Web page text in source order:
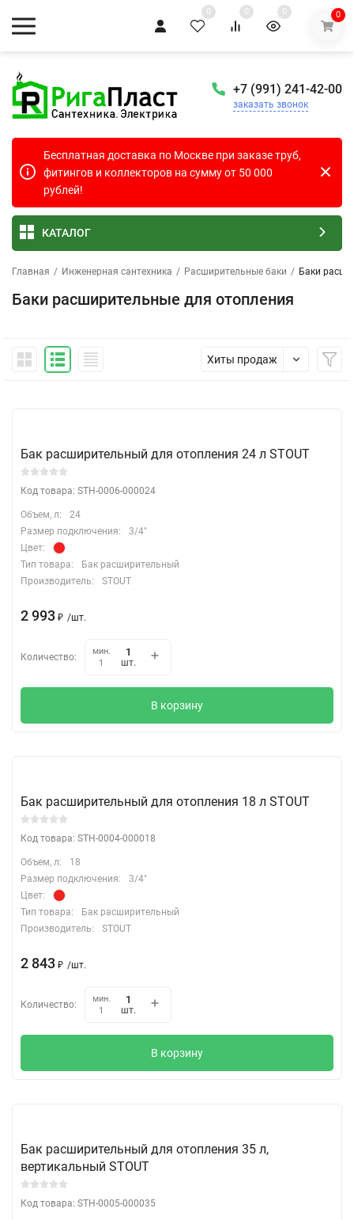
0 0 0 0
+7 (991) 241-42-00
заказать звонок
Бесплатная доставка по Москве при заказе труб,
фитингов и коллекторов на сумму от 50 000
рублей!
КАТАЛОГ
Главная / Инженерная сантехника / Расширительные баки / Баки
Баки расширительные для отопления
Хиты продаж
Бак расширительный для отопления 24 л STOUT
Код товара: STH-0006-000024
Объем, л:
24
Размер подключения:
3/4"
Цвет:
Тип товара:
Бак расширительный
Производитель:
STOUT
2 993 ₽ /шт.
Количество:
мин.
1
шт.
В корзину
Бак расширительный для отопления 18 л STOUT
Код товара: STH-0004-000018
Объем, л:
18
Размер подключения:
3/4"
Цвет:
Тип товара:
Бак расширительный
Производитель:
STOUT
2 843 ₽ /шт.
Количество:
мин.
1
шт.
В корзину
Бак расширительный для отопления 35 л,
вертикальный STOUT
Код товара: STH-0005-000035